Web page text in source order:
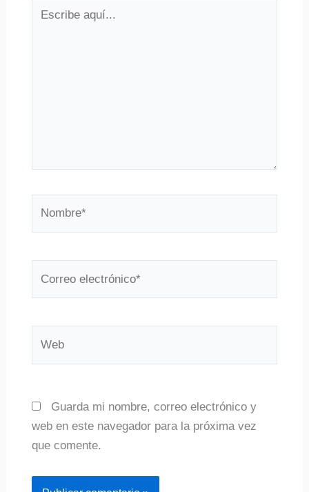
Guarda mi nombre, correo electrónico y
web en este navegador para la próxima vez
que comente.